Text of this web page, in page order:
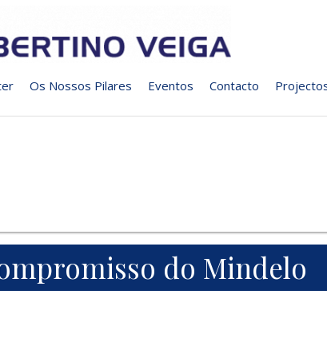
Os Nossos Pilares Eventos Contacto
do Mindelo